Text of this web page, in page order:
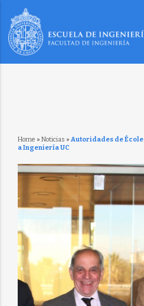
Home » Noticias » Autoridades de
a Ingeniería UC